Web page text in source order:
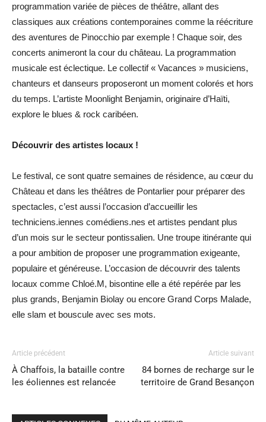
programmation variée de pièces de théâtre, allant des
classiques aux créations contemporaines comme la réécriture
des aventures de Pinocchio par exemple ! Chaque soir, des
concerts animeront la cour du château. La programmation
musicale est éclectique. Le collectif « Vacances » musiciens,
chanteurs et danseurs proposeront un moment colorés et hors
du temps. L’artiste Moonlight Benjamin, originaire d’Haïti,
explore le blues & rock caribéen.
Découvrir des artistes locaux !
Le festival, ce sont quatre semaines de résidence, au cœur du
Château et dans les théâtres de Pontarlier pour préparer des
spectacles, c’est aussi l’occasion d’accueillir les
techniciens.iennes comédiens.nes et artistes pendant plus
d’un mois sur le secteur pontissalien. Une troupe itinérante qui
a pour ambition de proposer une programmation exigeante,
populaire et généreuse. L’occasion de découvrir des talents
locaux comme Chloé.M, bisontine elle a été repérée par les
plus grands, Benjamin Biolay ou encore Grand Corps Malade,
elle slam et bouscule avec ses mots.
Article précédent
À Chaffois, la bataille contre
les éoliennes est relancée
Article suivant
84 bornes de recharge sur le
territoire de Grand Besançon